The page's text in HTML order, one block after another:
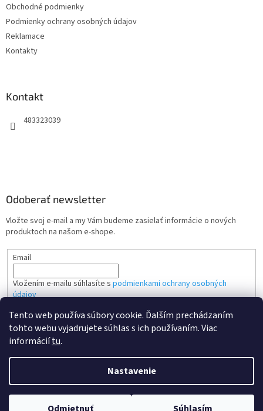
Tento web používa súbory cookie. Ďalším prechádzaním
tohto webu vyjadrujete súhlas s ich používaním. Viac
informáciítu.
Nastavenie
Obchodné podmienky
Podmienky ochrany osobných údajov
Reklamace
Kontakty
Kontakt
483323039
Odoberať newsletter
Vložte svoj e-mail a my Vám budeme zasielať informácie o nových
produktoch na našom e-shope.
Email
Vložením e-mailu súhlasíte s podmienkami ochrany osobných
údajov
PRIHLÁSIŤ SA
Vytvoril Shoptet